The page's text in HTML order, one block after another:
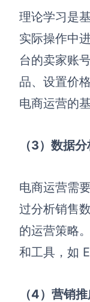
理论学习是
实际操作中
台的卖家账
品、设置价
电商运营的
（3）数据
电商运营需
过分析销售
的运营策略
和工具，如
（4）营销